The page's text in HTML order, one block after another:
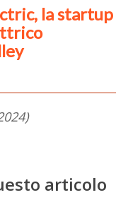
la startup
articolo